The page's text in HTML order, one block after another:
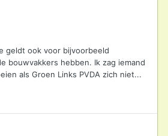
geldt ook voor bijvoorbeeld
bouwvakkers hebben. Ik zag iemand
als Groen Links PVDA zich niet...